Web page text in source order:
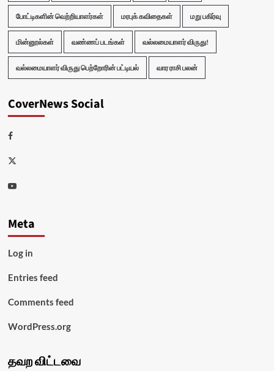
போட்டிகளின் வெற்றியாளர்கள் மரபுக் கவிதைகள் மறு பகிர்வு
மின்னூல்கள் வண்ணப் படங்கள் வல்லமையாளர் விருது!
வல்லமையாளர் விருது பெற்றோரின் பட்டியல் வார ராசி பலன்
CoverNews Social
Facebook
Twitter
Youtube
Meta
Log in
Entries feed
Comments feed
WordPress.org
தவற விட்டவை